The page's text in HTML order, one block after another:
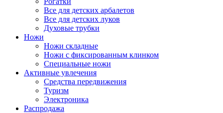
Все для детских арбалетов
Все для детских луков
Духовые трубки
Ножи
Ножи складные
Ножи с фиксированным клинком
Специальные ножи
Активные увлечения
Средства передвижения
Туризм
Электроника
Распродажа